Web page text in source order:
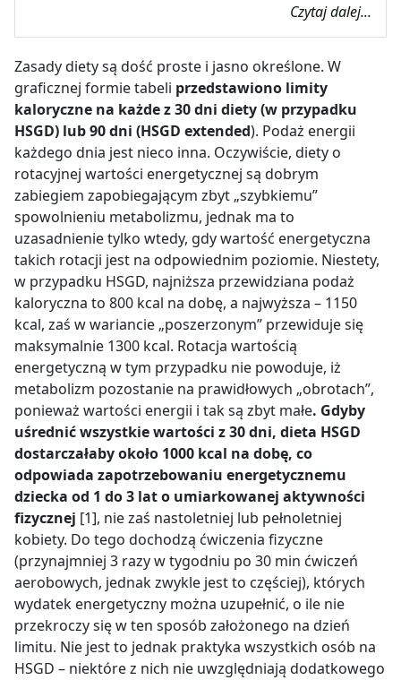
Czytaj dalej...
Zasady diety są dość proste i jasno określone. W
graficznej formie tabeli przedstawiono limity
kaloryczne na każde z 30 dni diety (w przypadku
HSGD) lub 90 dni (HSGD extended). Podaż energii
każdego dnia jest nieco inna. Oczywiście, diety o
rotacyjnej wartości energetycznej są dobrym
zabiegiem zapobiegającym zbyt „szybkiemu”
spowolnieniu metabolizmu, jednak ma to
uzasadnienie tylko wtedy, gdy wartość energetyczna
takich rotacji jest na odpowiednim poziomie. Niestety,
w przypadku HSGD, najniższa przewidziana podaż
kaloryczna to 800 kcal na dobę, a najwyższa – 1150
kcal, zaś w wariancie „poszerzonym” przewiduje się
maksymalnie 1300 kcal. Rotacja wartością
energetyczną w tym przypadku nie powoduje, iż
metabolizm pozostanie na prawidłowych „obrotach”,
ponieważ wartości energii i tak są zbyt małe. Gdyby
uśrednić wszystkie wartości z 30 dni, dieta HSGD
dostarczałaby około 1000 kcal na dobę, co
odpowiada zapotrzebowaniu energetycznemu
dziecka od 1 do 3 lat o umiarkowanej aktywności
fizycznej [1], nie zaś nastoletniej lub pełnoletniej
kobiety. Do tego dochodzą ćwiczenia fizyczne
(przynajmniej 3 razy w tygodniu po 30 min ćwiczeń
aerobowych, jednak zwykle jest to częściej), których
wydatek energetyczny można uzupełnić, o ile nie
przekroczy się w ten sposób założonego na dzień
limitu. Nie jest to jednak praktyka wszystkich osób na
HSGD – niektóre z nich nie uwzględniają dodatkowego